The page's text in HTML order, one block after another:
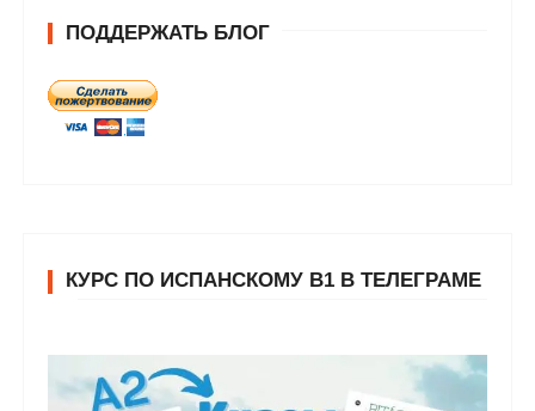
ПОДДЕРЖАТЬ БЛОГ
КУРС ПО ИСПАНСКОМУ В1 В ТЕЛЕГРАМЕ